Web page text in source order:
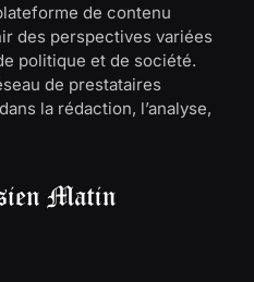
de contenu
des perspectives variées
politique et de société.
de prestataires
la rédaction, l’analyse,